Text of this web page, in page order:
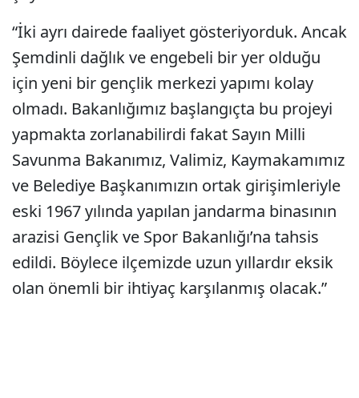
“İki ayrı dairede faaliyet gösteriyorduk. Ancak
Şemdinli dağlık ve engebeli bir yer olduğu
için yeni bir gençlik merkezi yapımı kolay
olmadı. Bakanlığımız başlangıçta bu projeyi
yapmakta zorlanabilirdi fakat Sayın Milli
Savunma Bakanımız, Valimiz, Kaymakamımız
ve Belediye Başkanımızın ortak girişimleriyle
eski 1967 yılında yapılan jandarma binasının
arazisi Gençlik ve Spor Bakanlığı’na tahsis
edildi. Böylece ilçemizde uzun yıllardır eksik
olan önemli bir ihtiyaç karşılanmış olacak.”